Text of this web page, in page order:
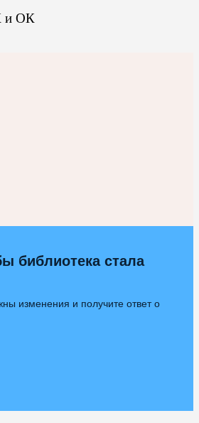
и ОК
библиотека стала
изменения и получите ответ о